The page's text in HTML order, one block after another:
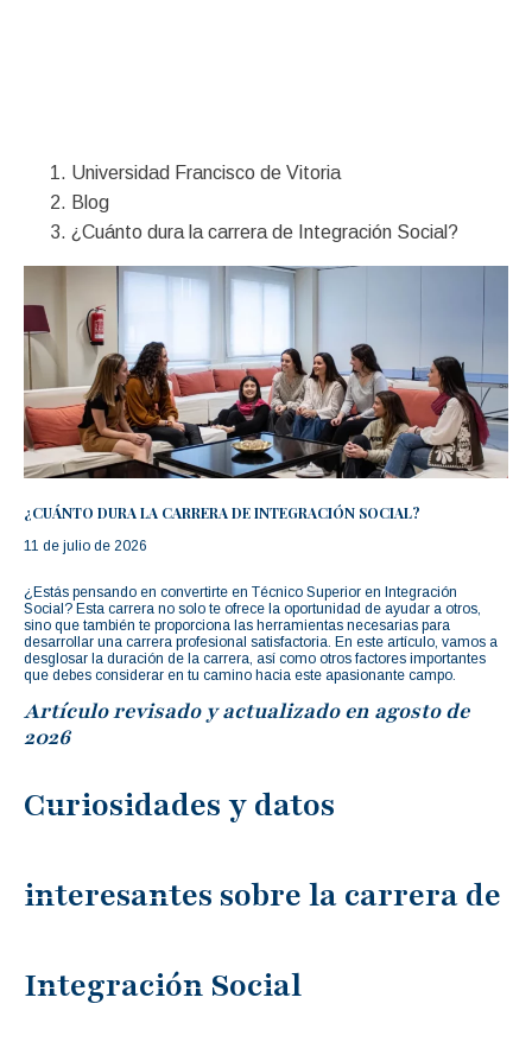
Universidad Francisco de Vitoria
Blog
¿Cuánto dura la carrera de Integración Social?
¿CUÁNTO DURA LA CARRERA DE INTEGRACIÓN SOCIAL?
11 de julio de 2026
¿Estás pensando en convertirte en Técnico Superior en Integración
Social? Esta carrera no solo te ofrece la oportunidad de ayudar a otros,
sino que también te proporciona las herramientas necesarias para
desarrollar una carrera profesional satisfactoria. En este artículo, vamos a
desglosar la duración de la carrera, así como otros factores importantes
que debes considerar en tu camino hacia este apasionante campo.
Artículo revisado y actualizado en agosto de
2026
Curiosidades y datos
interesantes sobre la carrera de
Integración Social